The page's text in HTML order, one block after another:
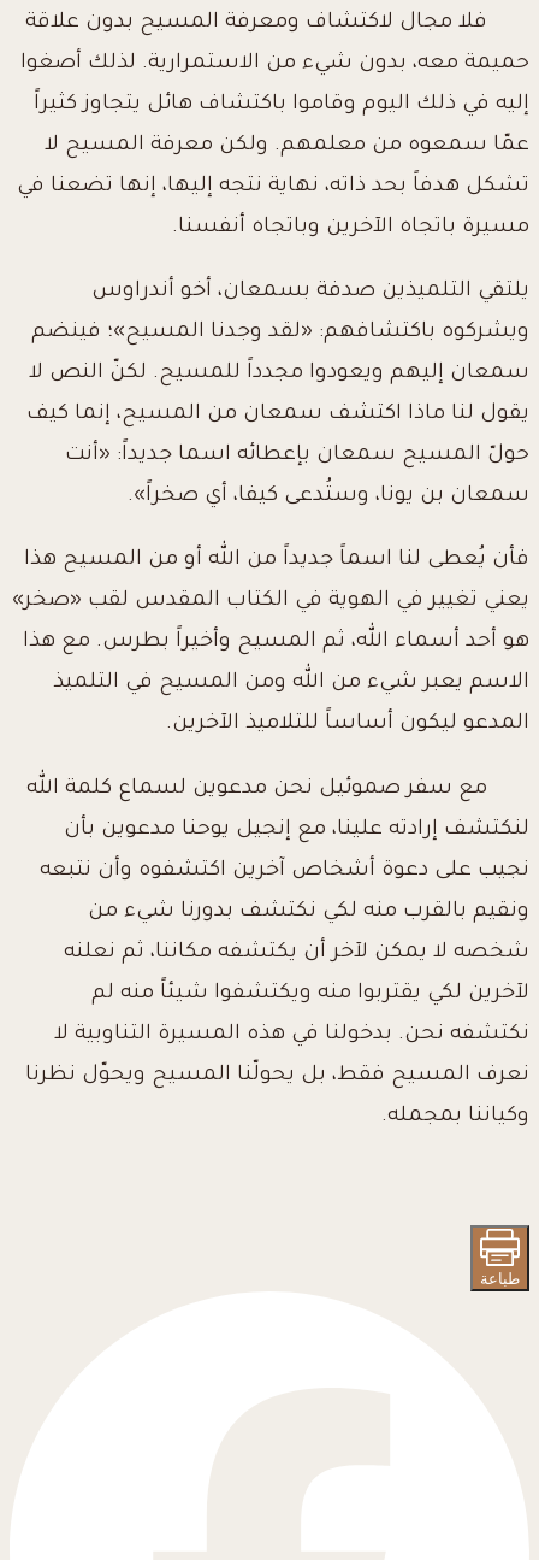
فلا مجال لاكتشاف ومعرفة المسيح بدون علاقة
حميمة معه، بدون شيء من الاستمرارية. لذلك أصغوا
إليه في ذلك اليوم وقاموا باكتشاف هائل يتجاوز كثيراً
عمّا سمعوه من معلمهم. ولكن معرفة المسيح لا
تشكل هدفاً بحد ذاته، نهاية نتجه إليها، إنها تضعنا في
مسيرة باتجاه الآخرين وباتجاه أنفسنا.
يلتقي التلميذين صدفة بسمعان، أخو أندراوس
ويشركوه باكتشافهم: «لقد وجدنا المسيح»؛ فينضم
سمعان إليهم ويعودوا مجدداً للمسيح. لكنّ النص لا
يقول لنا ماذا اكتشف سمعان من المسيح، إنما كيف
حولّ المسيح سمعان بإعطائه اسما جديداً: «أنت
سمعان بن يونا، وستُدعى كيفا، أي صخراً».
فأن يُعطى لنا اسماً جديداً من الله أو من المسيح هذا
يعني تغيير في الهوية في الكتاب المقدس لقب «صخر»
هو أحد أسماء الله، ثم المسيح وأخيراً بطرس. مع هذا
الاسم يعبر شيء من الله ومن المسيح في التلميذ
المدعو ليكون أساساً للتلاميذ الآخرين.
مع سفر صموئيل نحن مدعوين لسماع كلمة الله
لنكتشف إرادته علينا، مع إنجيل يوحنا مدعوين بأن
نجيب على دعوة أشخاص آخرين اكتشفوه وأن نتبعه
ونقيم بالقرب منه لكي نكتشف بدورنا شيء من
شخصه لا يمكن لآخر أن يكتشفه مكاننا، ثم نعلنه
لآخرين لكي يقتربوا منه ويكتشفوا شيئاً منه لم
نكتشفه نحن. بدخولنا في هذه المسيرة التناوبية لا
نعرف المسيح فقط، بل يحولّنا المسيح ويحوّل نظرنا
وكياننا بمجمله.
طباعة